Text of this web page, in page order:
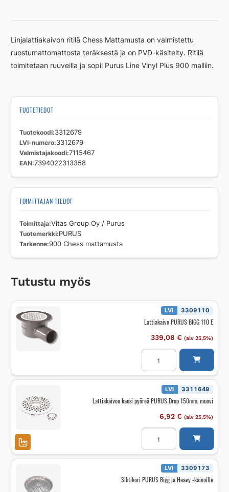
mattamusta
Linjalattiakaivon ritilä Chess Mattamusta on valmistettu
ruostumattomattosta teräksestä ja on PVD-käsitelty. Ritilä
toimitetaan ruuveilla ja sopii Purus Line Vinyl Plus 900 malliin.
TUOTETIEDOT
Tuotekoodi 3312679
LVI-numero 3312679
Valmistajakoodi 7115467
EAN 7394022313358
TOIMITTAJAN TIEDOT
Toimittaja Vitas Group Oy / Purus
Tuotemerkki PURUS
Tarkenne 900 Chess mattamusta
Tutustu myös
LVI 3309110
Lattiakaivo PURUS BIGG 110 E
339,08 € (alv 25,5%)
Lattiakaivo
PURUS
110
E
määrä LVI 3311649
Lattiakaivon kansi pyöreä PURUS Drop 150mm, muovi
6,92 € (alv 25,5%)
Lattiakaivon
kansi
pyöreä
PURUS
Drop
150mm,
määrä
LVI 3309173
Sihtikori PURUS Bigg ja Heavy -kaivoille